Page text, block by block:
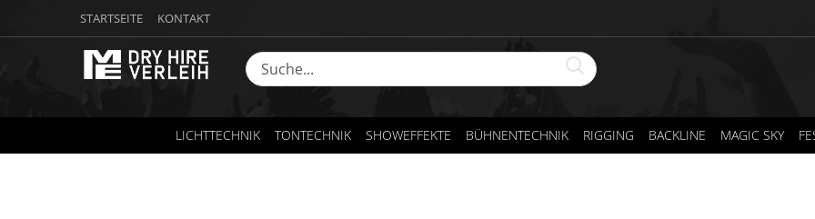
STARTSEITE KONTAKT
LICHTTECHNIK TONTECHNIK SHOWEFFEKTE BÜHNENTECHNIK RIGGING BACKLINE MAGIC SKY